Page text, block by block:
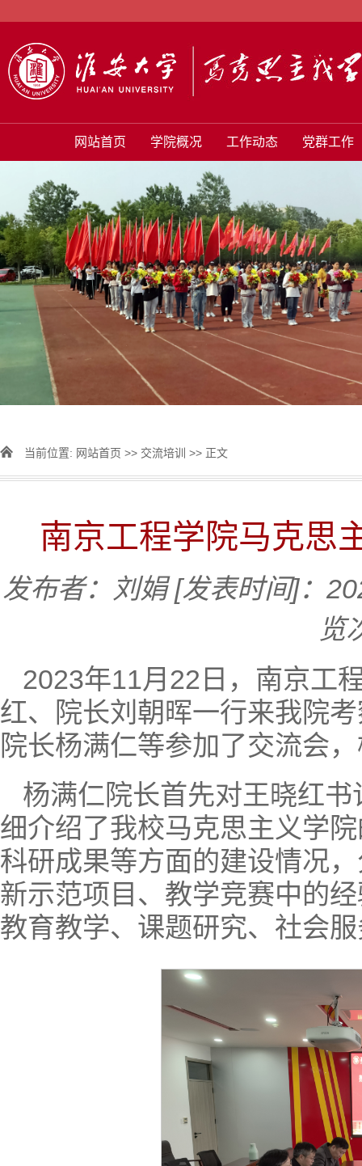
网站首页 学院概况 工作动态 党群工作
当前位置: 网站首页 >> 交流培训 >> 正文
南京工程学院马克思
发布者：刘娟 [发表时间]：
览
2023年11月22日，南京工
红、院长刘朝晖一行来我院
院长杨满仁等参加了交流会
杨满仁院长首先对王晓红
细介绍了我校马克思主义学
科研成果等方面的建设情况
新示范项目、教学竞赛中的
教育教学、课题研究、社会